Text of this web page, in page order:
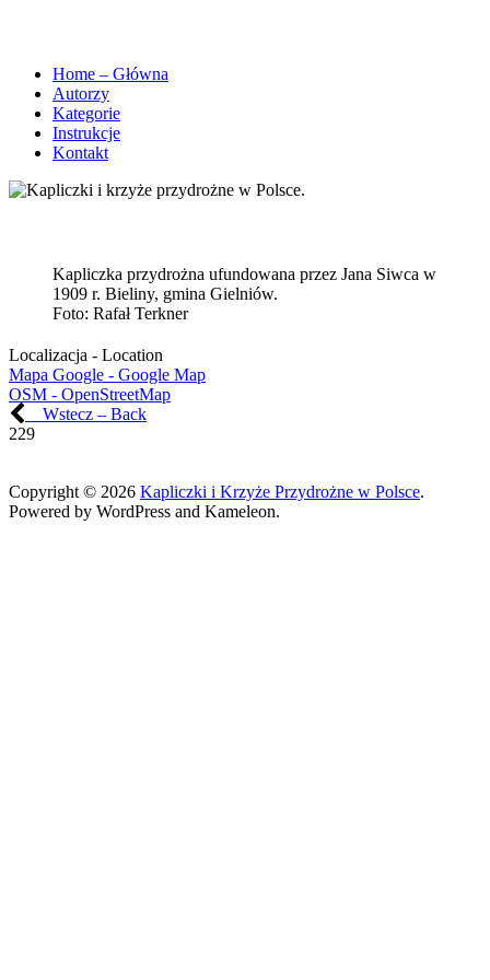
Home – Główna
Autorzy
Kategorie
Instrukcje
Kontakt
Kapliczka przydrożna ufundowana przez Jana Siwca w
1909 r. Bieliny, gmina Gielniów.
Foto: Rafał Terkner
Localizacja - Location
Mapa Google - Google Map
OSM - OpenStreetMap
Wstecz – Back
229
Copyright © 2026 Kapliczki i Krzyże Przydrożne w Polsce.
Powered by WordPress and Kameleon.